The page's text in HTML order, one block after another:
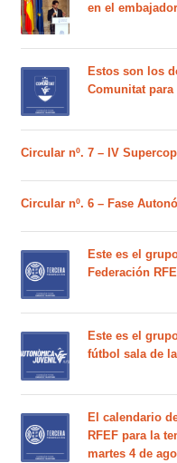
en el
Estos son los
Comunitat para
Circular nº. 7 – IV
Circular nº. 6 – Fase
Este es el
Federación
Este es el
fútbol sala de
El calendario
RFEF para la
martes 4 de